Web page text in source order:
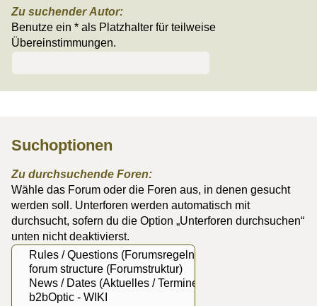
Zu suchender Autor:
Benutze ein * als Platzhalter für teilweise
Übereinstimmungen.
Suchoptionen
Zu durchsuchende Foren:
Wähle das Forum oder die Foren aus, in denen gesucht
werden soll. Unterforen werden automatisch mit
durchsucht, sofern du die Option „Unterforen durchsuchen“
unten nicht deaktivierst.